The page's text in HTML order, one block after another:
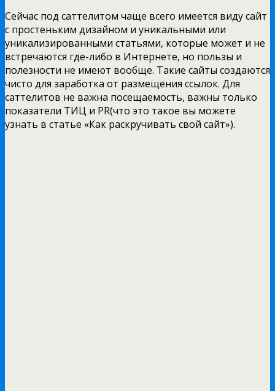
Сейчас под саттелитом чаще всего имеется виду сайт
с простеньким дизайном и уникальными или
уникализированными статьями, которые может и не
встречаются где-либо в Интернете, но пользы и
полезности не имеют вообще. Такие сайты создаются
чисто для заработка от размещения ссылок. Для
саттелитов не важна посещаемость, важны только
показатели ТИЦ и PR(что это такое вы можете
узнать в статье «Как раскручивать свой сайт»).